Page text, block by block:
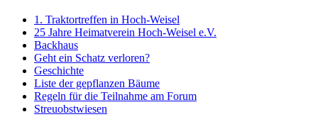
1. Traktortreffen in Hoch-Weisel
25 Jahre Heimatverein Hoch-Weisel e.V.
Backhaus
Geht ein Schatz verloren?
Geschichte
Liste der gepflanzen Bäume
Regeln für die Teilnahme am Forum
Streuobstwiesen